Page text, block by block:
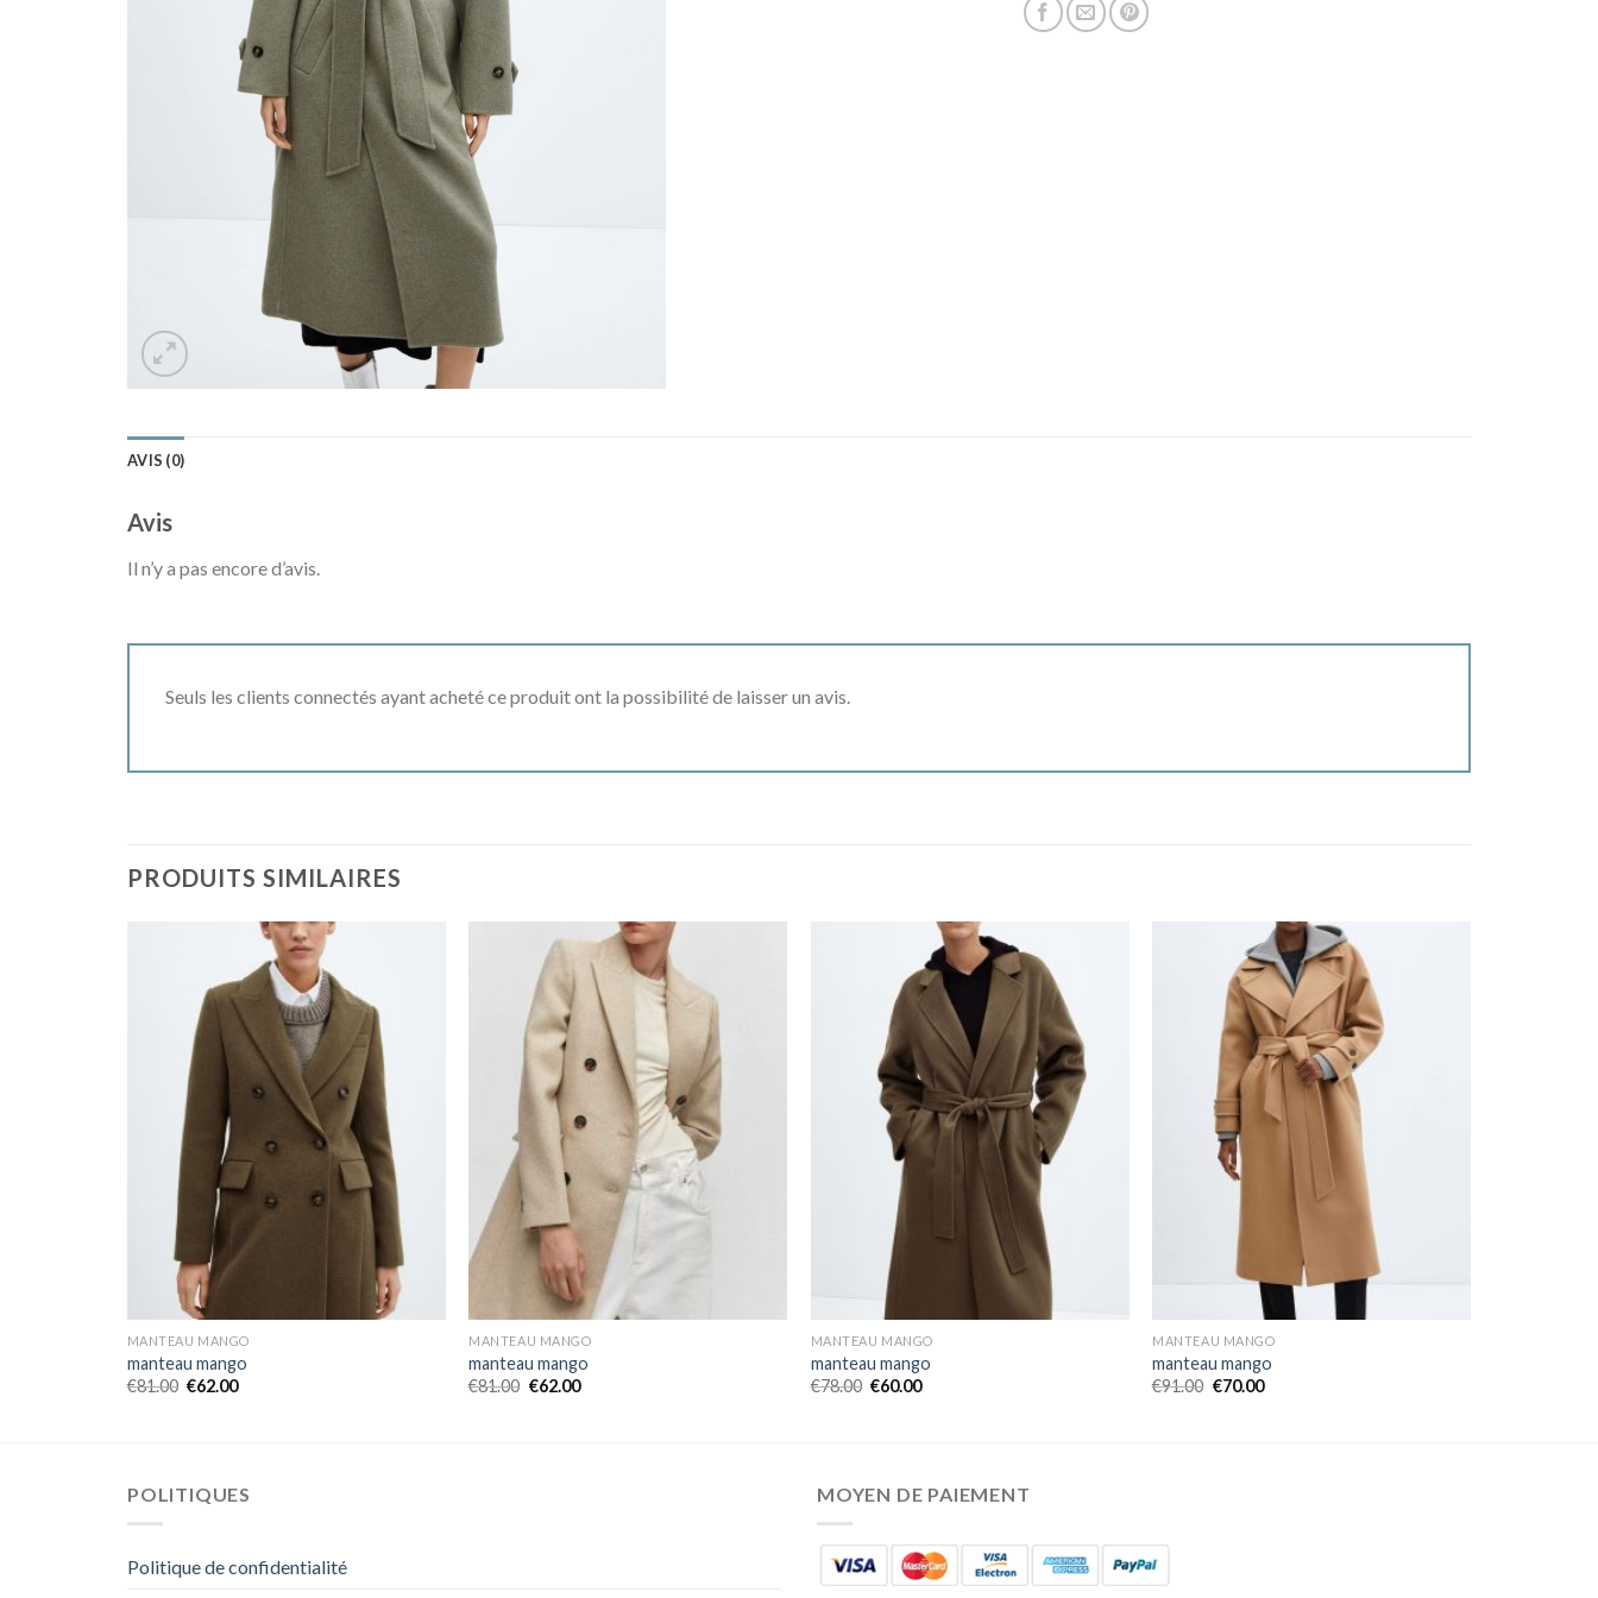
AVIS (0)
Avis
Il n’y a pas encore d’avis.
Seuls les clients connectés ayant acheté ce produit ont la possibilité de laisser un avis.
PRODUITS SIMILAIRES
MANTEAU MANGO
manteau mango
€81.00 €62.00
MANTEAU MANGO
manteau mango
€81.00 €62.00
MANTEAU MANGO
manteau mango
€78.00 €60.00
MANTEAU MANGO
manteau mango
€91.00 €70.00
POLITIQUES
Politique de confidentialité
MOYEN DE PAIEMENT